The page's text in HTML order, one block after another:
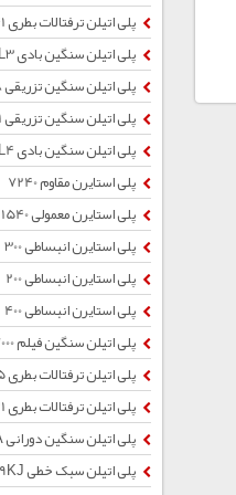
پلی اتیلن ترفتالات بطری BG841
پلی اتیلن سنگین بادی BL3
پلی اتیلن سنگین تزریقی 52518
پلی اتیلن سنگین تزریقی 52511
پلی اتیلن سنگین بادی BL4
پلی استایرن مقاوم 7240
پلی استایرن معمولی 1540
پلی استایرن انبساطی 300
پلی استایرن انبساطی 200
پلی استایرن انبساطی 400
پلی اتیلن سنگین فیلم F7000
پلی اتیلن ترفتالات بطری BG845
پلی اتیلن ترفتالات بطری BG821
پلی اتیلن سنگین دورانی 3840UA
پلی اتیلن سبک خطی 0209KJ